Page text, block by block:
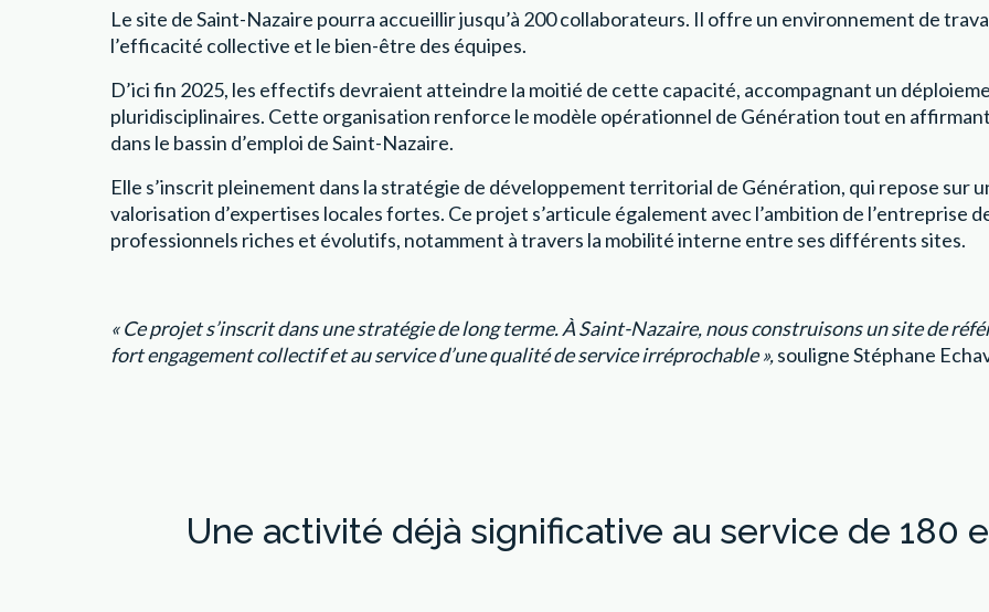
Le site de Saint-Nazaire pourra accueillir jusqu’à 200 collaborateurs. Il offre un environnement de
l’efficacité collective et le bien-être des équipes.
D’ici fin 2025, les effectifs devraient atteindre la moitié de cette capacité, accompagnant un
pluridisciplinaires. Cette organisation renforce le modèle opérationnel de Génération tout en
dans le bassin d’emploi de Saint-Nazaire.
Elle s’inscrit pleinement dans la stratégie de développement territorial de Génération, qui repose sur
valorisation d’expertises locales fortes. Ce projet s’articule également avec l’ambition de l’entreprise
professionnels riches et évolutifs, notamment à travers la mobilité interne entre ses différents sites.
« Ce projet s’inscrit dans une stratégie de long terme. À Saint-Nazaire, nous construisons un site de
fort engagement collectif et au service d’une qualité de service irréprochable »,souligne Stéphane
Une activité déjà significative au service de 180